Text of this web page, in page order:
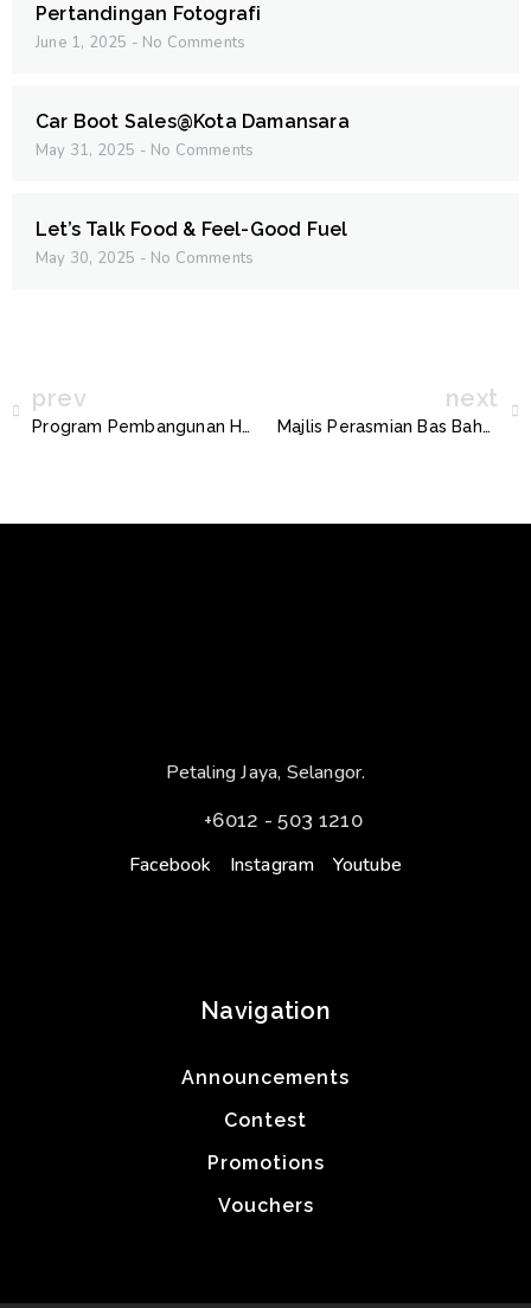
Pertandingan Fotografi
June 1, 2025 No Comments
Car Boot Sales@Kota Damansara
May 31, 2025 No Comments
Let’s Talk Food & Feel-Good Fuel
May 30, 2025 No Comments
prev
Program Pembangunan HPV & Saringan Kesihatan 2024
next
Majlis Perasmian Bas Baharu MBPJ
Petaling Jaya, Selangor.
+6012 - 503 1210
Facebook Instagram Youtube
Navigation
Announcements
Contest
Promotions
Vouchers